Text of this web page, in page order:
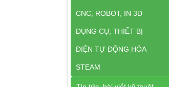
CNC, ROBOT, IN 3D
DỤNG CỤ, THIẾT BỊ
ĐIỆN TỰ ĐỘNG HÓA
STEAM